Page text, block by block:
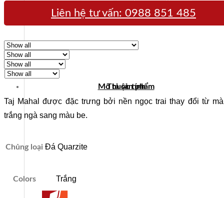
Liên hệ tư vấn: 0988 851 485
Mô tả sản phẩm
Thuộc tính
Taj Mahal được đặc trưng bởi nền ngọc trai thay đổi từ
trắng ngà sang màu be.
Chủng loại Đá Quarzite
Colors Trắng